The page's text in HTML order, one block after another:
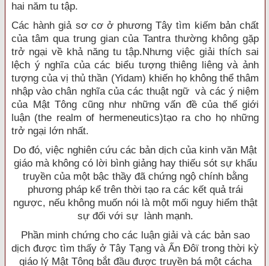
hai năm tu tập.
Các hành giả sơ cơ ở phương Tây tìm kiếm bản chất
của tâm qua trung gian của Tantra thường không gặp
trở ngại về khả năng tu tập.Nhưng việc giải thích sai
lệch ý nghĩa của các biểu tượng thiêng liêng và ảnh
tượng của vị thủ thần (Yidam) khiến họ không thể thâm
nhập vào chân nghĩa của các thuật ngữ và các ý niệm
của Mật Tông cũng như những vấn đề của thế giới
luận (the realm of hermeneutics)tạo ra cho họ những
trở ngại lớn nhất.
Do đó, việc nghiên cứu các bản dịch của kinh văn Mật
giáo mà không có lời bình giảng hay thiếu sót sự khẩu
truyền của một bậc thầy đã chứng ngộ chính bằng
phương pháp kể trên thời tạo ra các kết quả trái
ngược, nếu không muốn nói là một mối nguy hiểm thật
sự đối với sự lành mạnh.
Phần minh chứng cho các luận giải và các bản sao
dịch được tìm thấy ở Tây Tạng và Ấn Ðôï trong thời kỳ
giáo lý Mật Tông bắt đầu được truyền bá một cácha